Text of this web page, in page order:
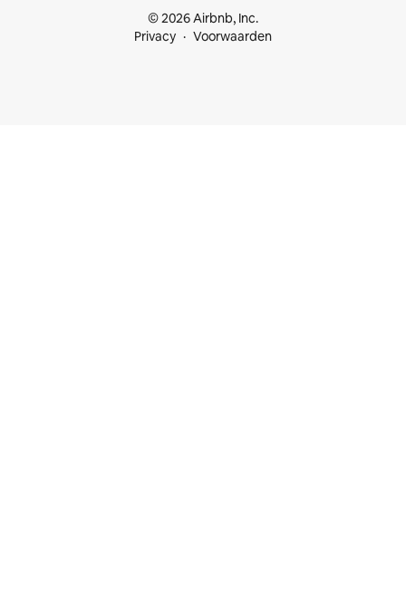
© 2026 Airbnb, Inc.
Privacy
Voorwaarden